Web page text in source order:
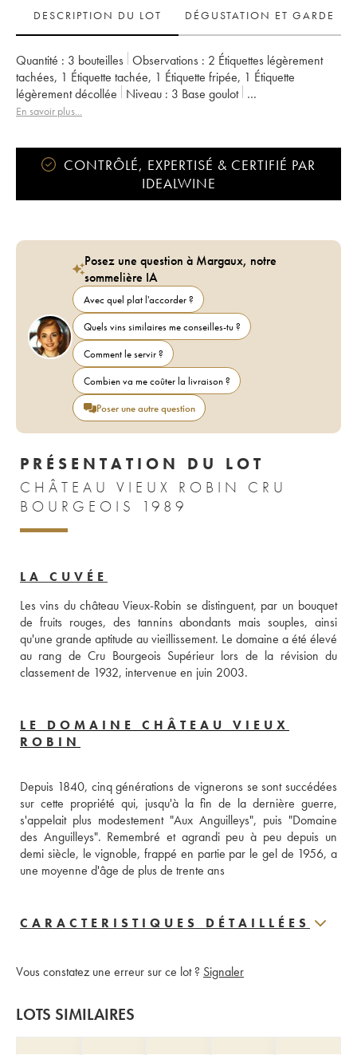
DESCRIPTION DU LOT
DÉGUSTATION ET GARDE
Quantité : 3 bouteilles Observations : 2 Étiquettes légèrement
tachées, 1 Étiquette tachée, 1 Étiquette fripée, 1 Étiquette
légèrement décollée
Niveau : 3 Base goulot
Provenance :
Classement :
Cru Bourgeois Propriétaire : Maryse et Didier Roba
En savoir plus...
CONTRÔLÉ, EXPERTISÉ & CERTIFIÉ PAR
IDEALWINE
Posez une question à Margaux, notre
sommelière IA
Avec quel plat l'accorder ?
Quels vins similaires me conseilles-tu ?
Comment le servir ?
Combien va me coûter la livraison ?
Poser une autre question
PRÉSENTATION DU LOT
CHÂTEAU VIEUX ROBIN CRU
BOURGEOIS 1989
LA CUVÉE
Les vins du château Vieux-Robin se distinguent, par un bouquet
de fruits rouges, des tannins abondants mais souples, ainsi
qu'une grande aptitude au vieillissement. Le domaine a été élevé
au rang de Cru Bourgeois Supérieur lors de la révision du
classement de 1932, intervenue en juin 2003.
LE DOMAINE CHÂTEAU VIEUX
ROBIN
Depuis 1840, cinq générations de vignerons se sont succédées
sur cette propriété qui, jusqu'à la fin de la dernière guerre,
s'appelait plus modestement "Aux Anguilleys", puis "Domaine
des Anguilleys". Remembré et agrandi peu à peu depuis un
demi siècle, le vignoble, frappé en partie par le gel de 1956, a
une moyenne d'âge de plus de trente ans
CARACTERISTIQUES DÉTAILLÉES
Vous constatez une erreur sur ce lot ? Signaler
LOTS SIMILAIRES